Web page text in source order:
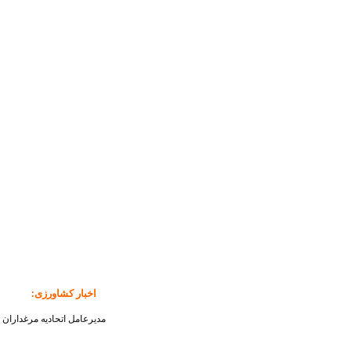
اخبار کشاورزی:
مدیرعامل اتحادیه